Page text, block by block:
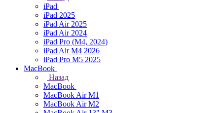
iPad
iPad 2025
iPad Air 2025
iPad Air 2024
iPad Pro (M4, 2024)
iPad Air M4 2026
iPad Pro M5 2025
MacBook
Назад
MacBook
MacBook Air M1
MacBook Air M2